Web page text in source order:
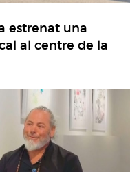
estrenat una
al centre de la